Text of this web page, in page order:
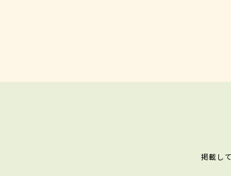
掲載し